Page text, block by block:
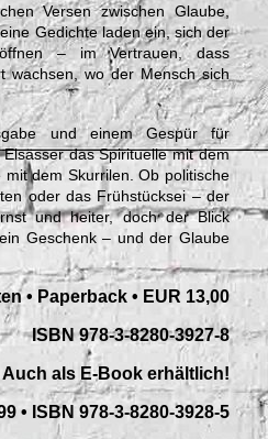
Versen zwischen Glaube,
Gedichte laden ein, sich der
– im Vertrauen, dass
wachsen, wo der Mensch sich
und einem Gespür für
das Spirituelle mit dem
dem Skurrilen. Ob politische
oder das Frühstücksei – der
und heiter, doch der Blick
Geschenk – und der Glaube
• Paperback • EUR 13,00
ISBN 978-3-8280-3927-8
Auch als E-Book erhältlich!
• ISBN 978-3-8280-3928-5